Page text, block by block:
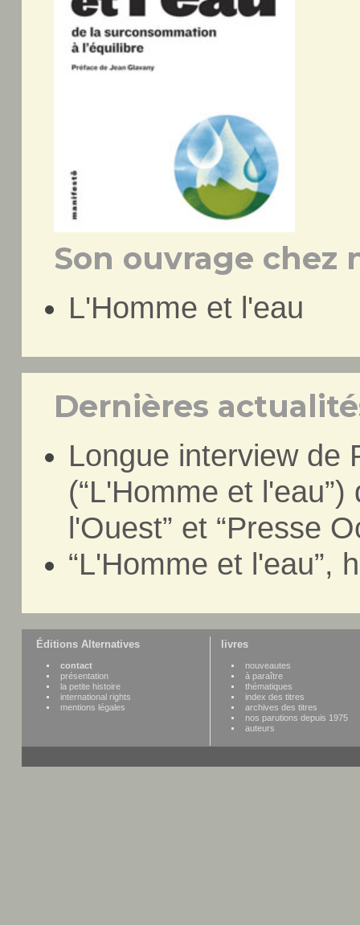
Son ouvrage chez
L'Homme et l'eau
Dernières
Longue interview de
(“L'Homme et
l'Ouest” et “Presse
“L'Homme et l'eau”,
Éditions Alternatives
contact
présentation
la petite histoire
international rights
mentions légales
livres
nouveautes
à paraître
thématiques
index des titres
archives des titres
nos parutions depuis 1975
auteurs